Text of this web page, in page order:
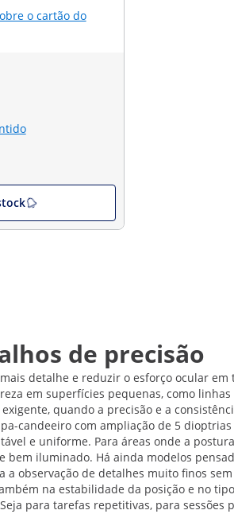
o cartão do
de precisão
detalhe e reduzir o esforço ocular
em superfícies pequenas, como
quando a precisão e a
candeeiro com ampliação de 5
e uniforme. Para áreas onde a
iluminado. Há ainda modelos
a observação de detalhes muito finos
na estabilidade da posição e no
para tarefas repetitivas, para